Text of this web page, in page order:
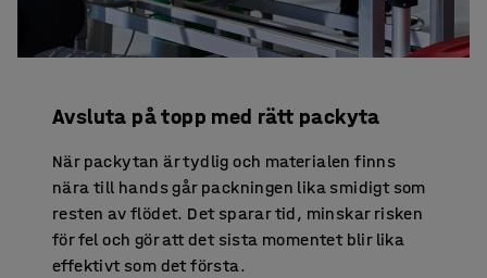
Avsluta på topp med rätt packyta
När packytan är tydlig och materialen finns
nära till hands går packningen lika smidigt som
resten av flödet. Det sparar tid, minskar risken
för fel och gör att det sista momentet blir lika
effektivt som det första.